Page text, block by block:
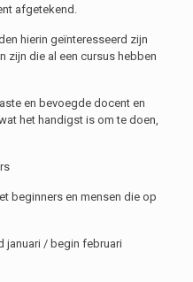
afgetekend.
hierin geïnteresseerd zijn
zijn die al een cursus hebben
en bevoegde docent en
het handigst is om te doen,
en mensen die op
januari / begin februari